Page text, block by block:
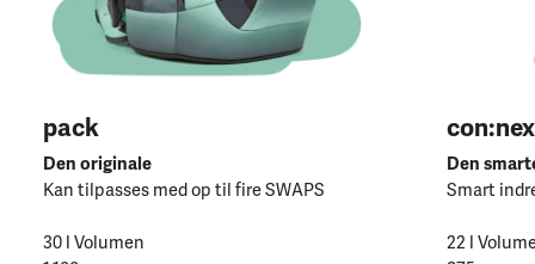
pack
Den originale
Kan tilpasses med op til fire SWAPS
30 l Volumen
Den
Smart
22 l